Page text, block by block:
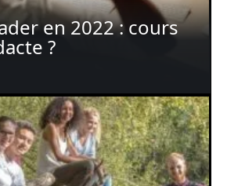
en 2022 : cours
?